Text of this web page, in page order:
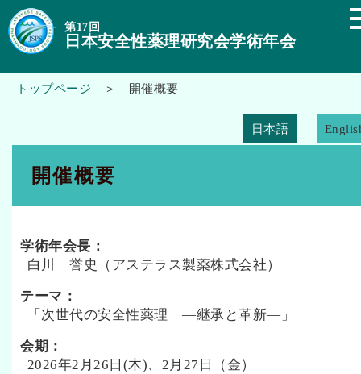
第17回
日本安全性薬理研究会学術年会
トップページ ＞ 開催概要
日本語
開催概要
学術年会長：
白川 誉史（アステラス製薬株式会社）
テーマ：
「次世代の安全性薬理 ―継承と革新―」
会期：
2026年2月26日(木)、2月27日（金）